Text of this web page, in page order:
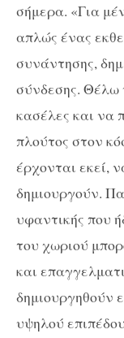
σήμερα. «Για
απλώς ένας
συνάντησης,
σύνδεσης. Θέλω
κασέλες και να
πλούτος στον
έρχονται εκεί,
δημιουργούν.
υφαντικής που
του χωριού
και
δημιουργηθούν
υψηλού